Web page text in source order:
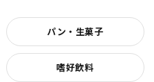
パン・生菓子
嗜好飲料